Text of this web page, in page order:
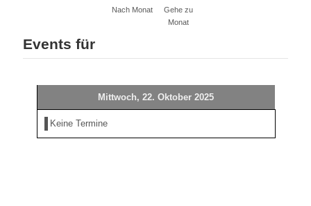
Nach Monat
Gehe zu
Monat
Events für
Mittwoch, 22. Oktober 2025
Keine Termine